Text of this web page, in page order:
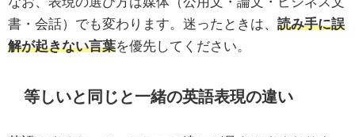
書・会話）でも変わります。迷ったときは、 読み手に誤
解が起きない言葉を優先してください。
等しいと同じと一緒の英語表現の違い